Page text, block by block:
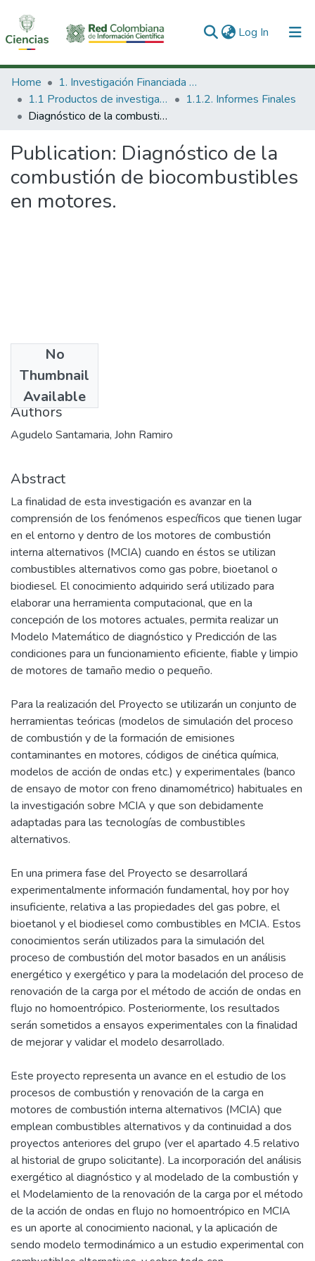
Log In (current)
Communities & Collections
All of DSpace
Home
1. Investigación Financiada con Recursos Públicos
1.1 Productos de investigación
1.1.2. Informes Finales
Diagnóstico de la combustión de biocombustibles en motores.
Publication: Diagnóstico de la
combustión de biocombustibles
en motores.
No
Thumbnail
Available
2006-12
Authors
Agudelo Santamaria, John Ramiro
Abstract
La finalidad de esta investigación es avanzar en la
comprensión de los fenómenos específicos que tienen lugar
en el entorno y dentro de los motores de combustión
interna alternativos (MCIA) cuando en éstos se utilizan
combustibles alternativos como gas pobre, bioetanol o
biodiesel. El conocimiento adquirido será utilizado para
elaborar una herramienta computacional, que en la
concepción de los motores actuales, permita realizar un
Modelo Matemático de diagnóstico y Predicción de las
condiciones para un funcionamiento eficiente, fiable y limpio
de motores de tamaño medio o pequeño.
Para la realización del Proyecto se utilizarán un conjunto de
herramientas teóricas (modelos de simulación del proceso
de combustión y de la formación de emisiones
contaminantes en motores, códigos de cinética química,
modelos de acción de ondas etc.) y experimentales (banco
de ensayo de motor con freno dinamométrico) habituales en
la investigación sobre MCIA y que son debidamente
adaptadas para las tecnologías de combustibles
alternativos.
En una primera fase del Proyecto se desarrollará
experimentalmente información fundamental, hoy por hoy
insuficiente, relativa a las propiedades del gas pobre, el
bioetanol y el biodiesel como combustibles en MCIA. Estos
conocimientos serán utilizados para la simulación del
proceso de combustión del motor basados en un análisis
energético y exergético y para la modelación del proceso de
renovación de la carga por el método de acción de ondas en
flujo no homoentrópico. Posteriormente, los resultados
serán sometidos a ensayos experimentales con la finalidad
de mejorar y validar el modelo desarrollado.
Este proyecto representa un avance en el estudio de los
procesos de combustión y renovación de la carga en
motores de combustión interna alternativos (MCIA) que
emplean combustibles alternativos y da continuidad a dos
proyectos anteriores del grupo (ver el apartado 4.5 relativo
al historial de grupo solicitante). La incorporación del análisis
exergético al diagnóstico y al modelado de la combustión y
el Modelamiento de la renovación de la carga por el método
de la acción de ondas en flujo no homoentrópico en MCIA
es un aporte al conocimiento nacional, y la aplicación de
sendo modelo termodinámico a un estudio experimental con